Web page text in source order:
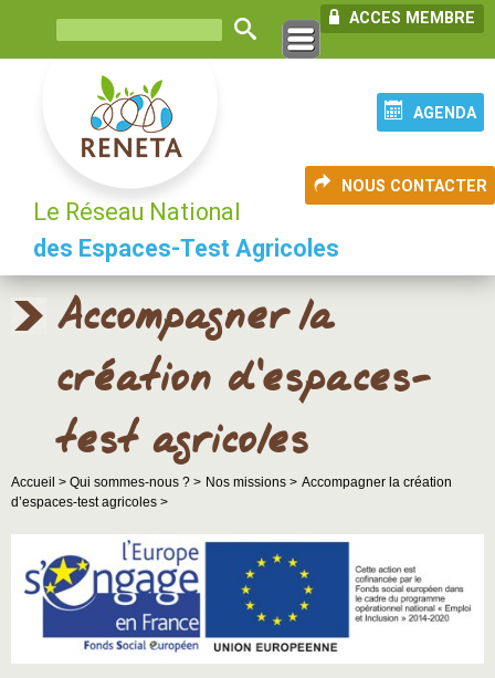
ACCES MEMBRE
AGENDA
NOUS CONTACTER
Le Réseau National
des Espaces-Test Agricoles
Accompagner la
création d’espaces-
test agricoles
Accueil > Qui sommes-nous ? > Nos missions > Accompagner la création
d’espaces-test agricoles >